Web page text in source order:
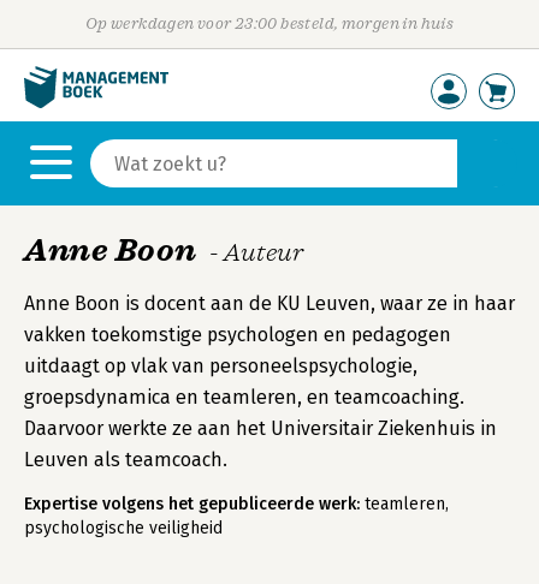
Op werkdagen voor 23:00 besteld, morgen in huis
Anne Boon - Auteur
Anne Boon is docent aan de KU Leuven, waar ze in haar
vakken toekomstige psychologen en pedagogen
uitdaagt op vlak van personeelspsychologie,
groepsdynamica en teamleren, en teamcoaching.
Daarvoor werkte ze aan het Universitair Ziekenhuis in
Leuven als teamcoach.
Expertise volgens het gepubliceerde werk: teamleren,
psychologische veiligheid